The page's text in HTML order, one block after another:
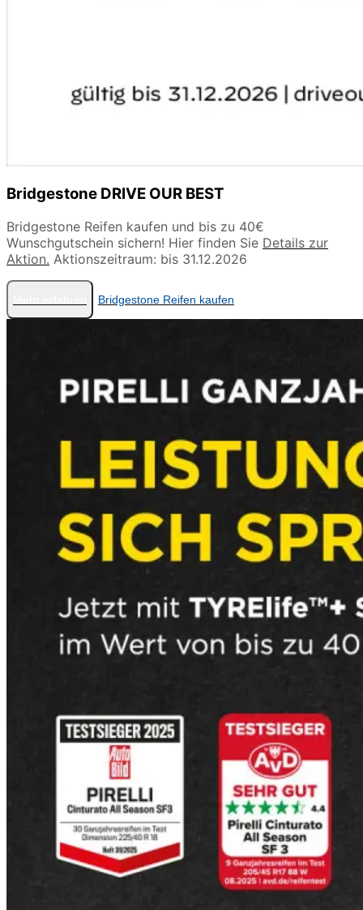
Bridgestone DRIVE OUR BEST
Bridgestone Reifen kaufen und bis zu 40€
Wunschgutschein sichern! Hier finden Sie Details zur
Aktion. Aktionszeitraum: bis 31.12.2026
Bridgestone Reifen kaufen